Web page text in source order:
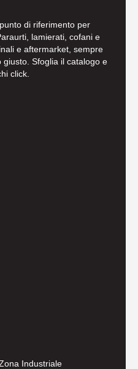
di riferimento per
lamierati, cofani e
e aftermarket, sempre
Sfoglia il catalogo e
click.
Industriale